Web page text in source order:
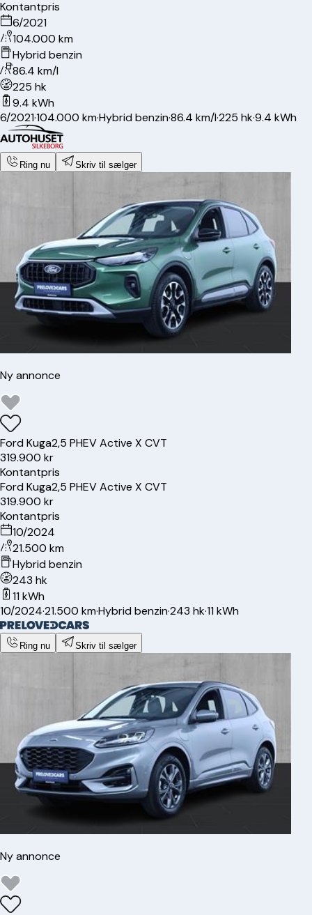
Kontantpris
6/2021
104.000 km
Hybrid benzin
86.4 km/l
225 hk
9.4 kWh
6/2021·104.000 km·Hybrid benzin·86.4 km/l·225 hk·9.4 kWh
Ring nu Skriv til sælger
Ny annonce
FordKuga2,5 PHEV Active X CVT
319.900 kr
Kontantpris
FordKuga2,5 PHEV Active X CVT
319.900 kr
Kontantpris
10/2024
21.500 km
Hybrid benzin
243 hk
11 kWh
10/2024·21.500 km·Hybrid benzin·243 hk·11 kWh
Ring nu Skriv til sælger
Ny annonce